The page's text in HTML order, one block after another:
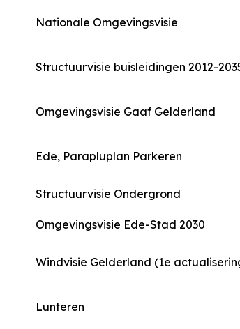
Nationale Omgevingsvisie
Structuurvisie buisleidingen 2012-
Omgevingsvisie Gaaf Gelderland
Ede, Parapluplan Parkeren
Structuurvisie Ondergrond
Omgevingsvisie Ede-Stad 2030
Windvisie Gelderland (1e
Lunteren